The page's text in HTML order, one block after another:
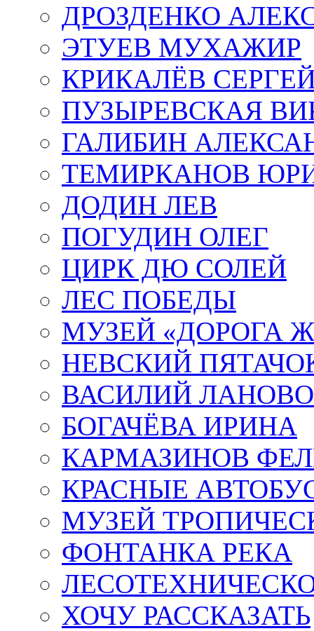
ДРОЗДЕНКО
ЭТУЕВ МУХАЖИР
КРИКАЛЁВ
ПУЗЫРЕВСКАЯ
ГАЛИБИН
ТЕМИРКАНОВ
ДОДИН ЛЕВ
ПОГУДИН ОЛЕГ
ЦИРК ДЮ СОЛЕЙ
ЛЕС ПОБЕДЫ
МУЗЕЙ «ДОРОГА
НЕВСКИЙ
ВАСИЛИЙ
БОГАЧЁВА ИРИНА
КАРМАЗИНОВ
КРАСНЫЕ
МУЗЕЙ
ФОНТАНКА РЕКА
ХОЧУ РАССКАЗАТЬ